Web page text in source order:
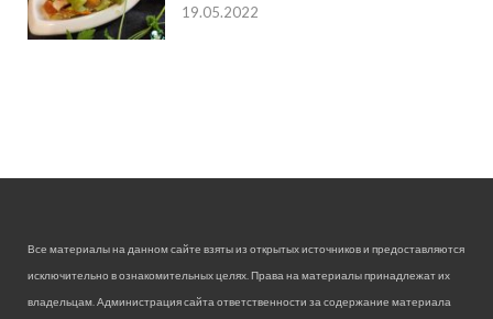
19.05.2022
Все материалы на данном сайте взяты из открытых источников и предоставляются
исключительно в ознакомительных целях. Права на материалы принадлежат их
владельцам. Администрация сайта ответственности за содержание материала